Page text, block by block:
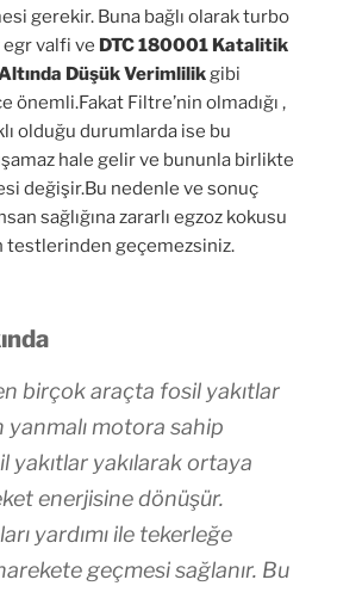
gerekir. Buna bağlı olarak turbo
egr valfi ve DTC 180001 Katalitik
Düşük Verimlilikgibi
önemli.Fakat Filtre’nin olmadığı ,
olduğu durumlarda ise bu
hale gelir ve bununla birlikte
değişir.Bu nedenle ve sonuç
sağlığına zararlı egzoz kokusu
testlerinden geçemezsiniz.
birçok araçta fosil yakıtlar
yanmalı motora sahip
yakıtlar yakılarak ortaya
enerjisine dönüşür.
yardımı ile tekerleğe
geçmesi sağlanır. Bu